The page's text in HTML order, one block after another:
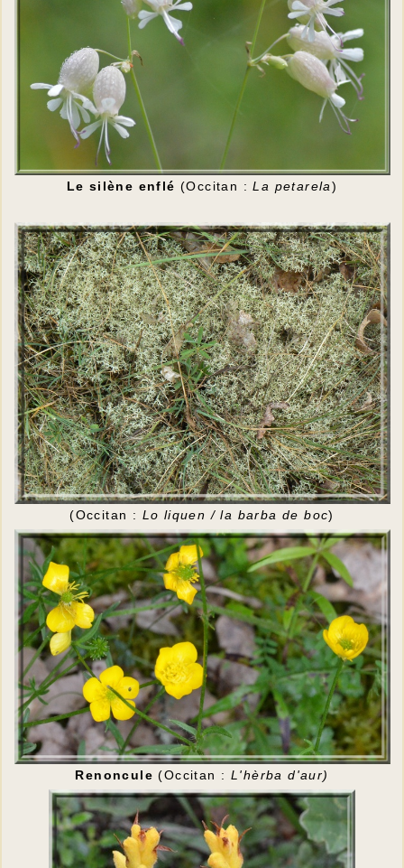
Le silène enflé(Occitan : La petarela)
(Occitan : Lo liquen / la barba de boc)
Renoncule (Occitan : L'hèrba d'aur)